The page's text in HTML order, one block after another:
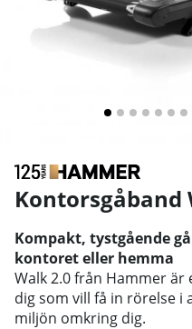
Kontorsgåband
Kompakt, tystgående
kontoret eller hemma
Walk 2.0 från Hammer
dig som vill få in rörelse i
miljön omkring dig.